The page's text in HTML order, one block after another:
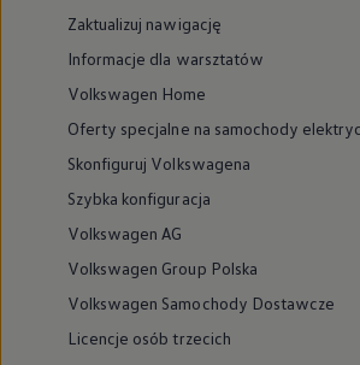
Zaktualizuj nawigację
Informacje dla warsztatów
Volkswagen Home
Oferty specjalne na samochody
Skonfiguruj Volkswagena
Szybka konfiguracja
Volkswagen AG
Volkswagen Group Polska
Volkswagen Samochody Dostawcze
Licencje osób trzecich